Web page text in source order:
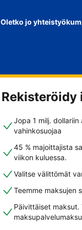
Oletko jo
Rekisteröidy
Jopa 1 milj.
vahinkosuojaa
45 % majoittajista
viikon kuluessa.
Valitse välittömät
Teemme maksujen
Päivittäiset